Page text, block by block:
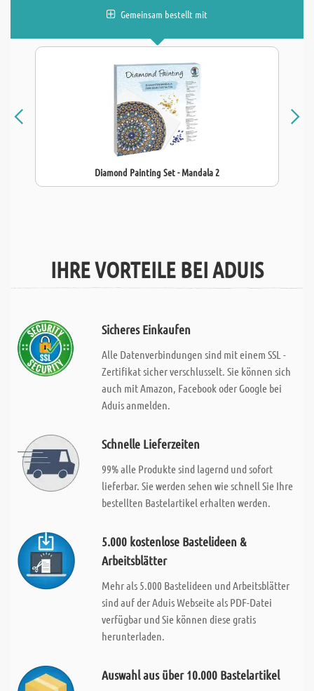
Gemeinsam bestellt mit
Diamond Painting Set - Mandala 2
IHRE VORTEILE BEI ADUIS
Sicheres Einkaufen
Alle Datenverbindungen sind mit einem SSL -
Zertifikat sicher verschlusselt. Sie können sich
auch mit Amazon, Facebook oder Google bei
Aduis anmelden.
Schnelle Lieferzeiten
99% alle Produkte sind lagernd und sofort
lieferbar. Sie werden sehen wie schnell Sie Ihre
bestellten Bastelartikel erhalten werden.
5.000 kostenlose Bastelideen &
Arbeitsblätter
Mehr als 5.000 Bastelideen und Arbeitsblätter
sind auf der Aduis Webseite als PDF-Datei
verfügbar und Sie können diese gratis
herunterladen.
Auswahl aus über 10.000 Bastelartikel